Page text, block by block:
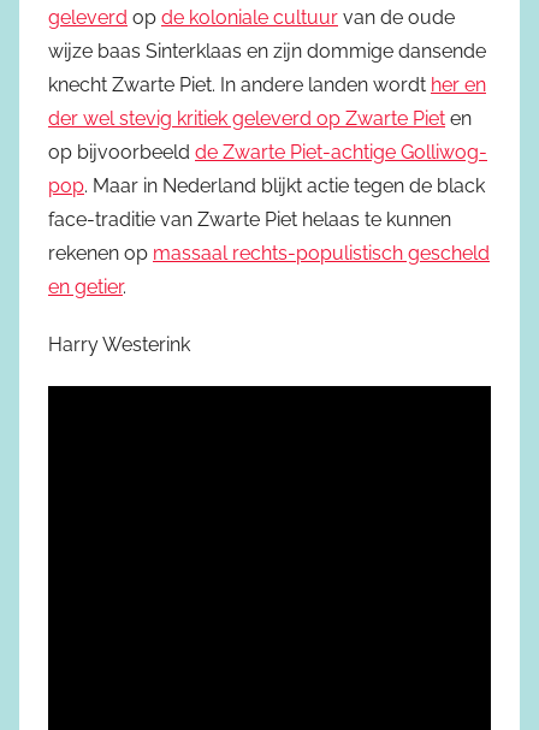
geleverd op de koloniale cultuur van de oude
wijze baas Sinterklaas en zijn dommige dansende
knecht Zwarte Piet. In andere landen wordt her en
der wel stevig kritiek geleverd op Zwarte Piet en
op bijvoorbeeld de Zwarte Piet-achtige Golliwog-
pop. Maar in Nederland blijkt actie tegen de black
face-traditie van Zwarte Piet helaas te kunnen
rekenen op massaal rechts-populistisch gescheld
en getier.
Harry Westerink